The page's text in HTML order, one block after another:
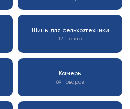
Шины для сельхозтехники
121 товар
Камеры
69 товаров